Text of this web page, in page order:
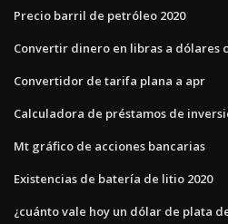
Precio barril de petróleo 2020
Convertir dinero en libras a dólares
Convertidor de tarifa plana a apr
Calculadora de préstamos de
Mt gráfico de acciones bancarias
Existencias de batería de litio 2020
¿cuánto vale hoy un dólar de plata de